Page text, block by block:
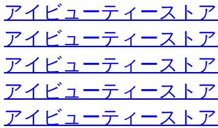
アイビューティースト
アイビューティースト
アイビューティースト
アイビューティースト
アイビューティースト